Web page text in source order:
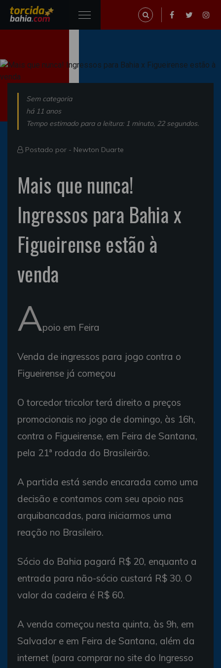
Sem categoria
há 11 anos
Tempo estimado para a leitura: 1 minuto, 22 segundos.
Postado por - Newton Duarte
Mais que nunca!
Ingressos para Bahia x
Figueirense estão à
venda
Apoio em Feira
Venda de ingressos para jogo contra o
Figueirense já começou
O torcedor tricolor terá direito a preços
promocionais no jogo de domingo, às 16h,
contra o Figueirense, em Feira de Santana,
pela 21ª rodada do Brasileirão.
A partida está sendo encarada como uma
decisão e contamos com seu apoio nas
arquibancadas, para iniciarmos uma
reação no Brasileiro.
Sócio do Bahia pagará R$ 20, enquanto a
entrada para não-sócio custará R$ 30. O
valor da cadeira é R$ 60.
A venda começou nesta quinta, às 9h, em
Salvador e em Feira de Santana, além da
internet (para comprar no site do Ingresso